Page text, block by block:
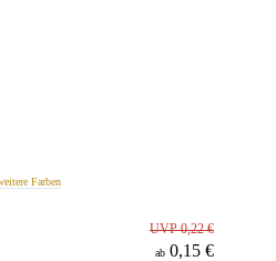
Farben
UVP 0,22 €
ab 0,15 €